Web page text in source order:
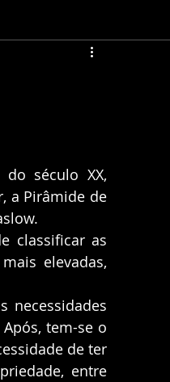
século XX,
a Pirâmide de
classificar as
elevadas,
necessidades
tem-se o
de ter
entre